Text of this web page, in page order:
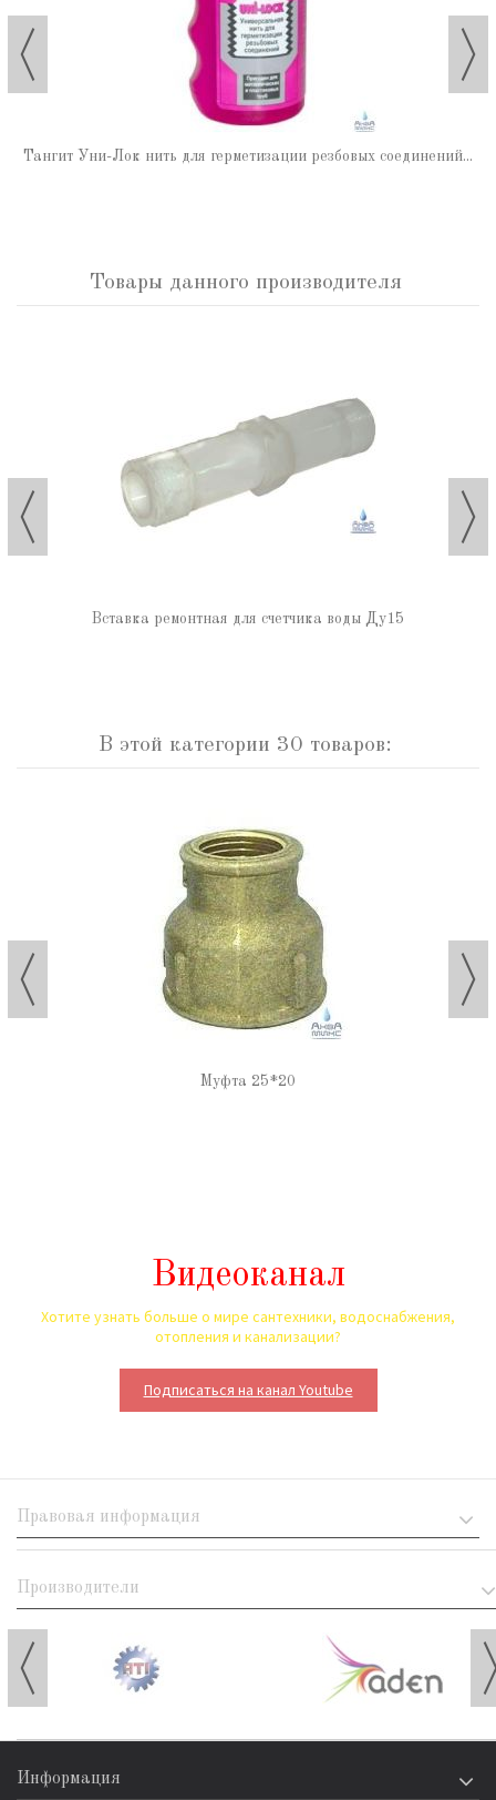
Тангит Уни-Лок нить для герметизации резбовых соединений...
Товары данного производителя
Вставка ремонтная для счетчика воды Ду15
В этой категории 30 товаров:
Муфта 25*20
Видеоканал
Хотите узнать больше о мире сантехники, водоснабжения,
отопления и канализации?
Подписаться на канал Youtube
Правовая информация
Производители
Информация